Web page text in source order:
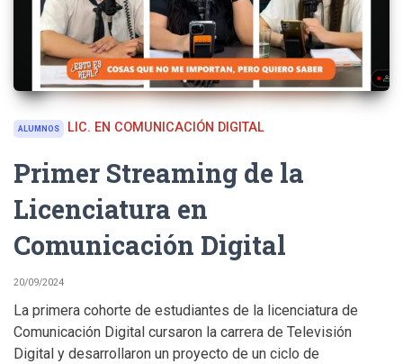
ALUMNOS LIC. EN COMUNICACIÓN DIGITAL
Primer Streaming de la
Licenciatura en
Comunicación Digital
20/09/2024
La primera cohorte de estudiantes de la licenciatura de
Comunicación Digital cursaron la carrera de Televisión
Digital y desarrollaron un proyecto de un ciclo de